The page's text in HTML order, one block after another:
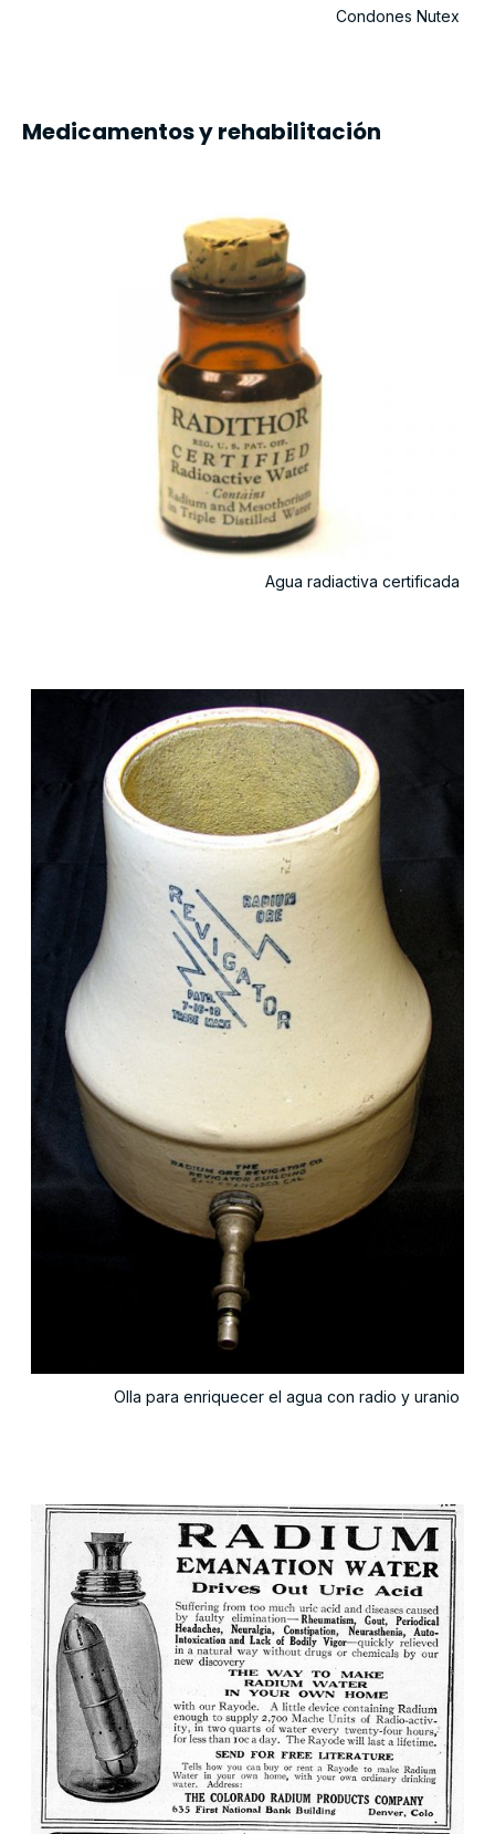
Condones Nutex
Medicamentos y rehabilitación
Agua radiactiva certificada
Olla para enriquecer el agua con radio y uranio